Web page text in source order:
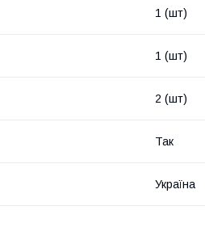
1 (шт)
1 (шт)
2 (шт)
Так
Україна